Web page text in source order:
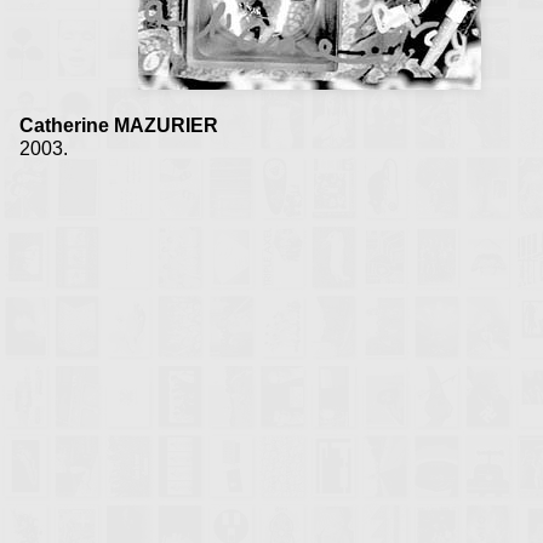
Catherine MAZURIER
2003.
Accueil Rencontres :
Siouville 2006•Siouville 2007 •Siouville 2009